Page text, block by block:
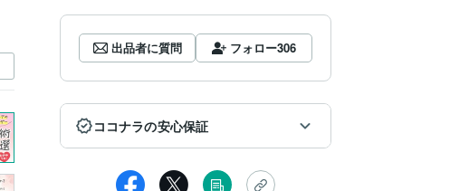
出品者に質問 フォロー306
ココナラの安心保証